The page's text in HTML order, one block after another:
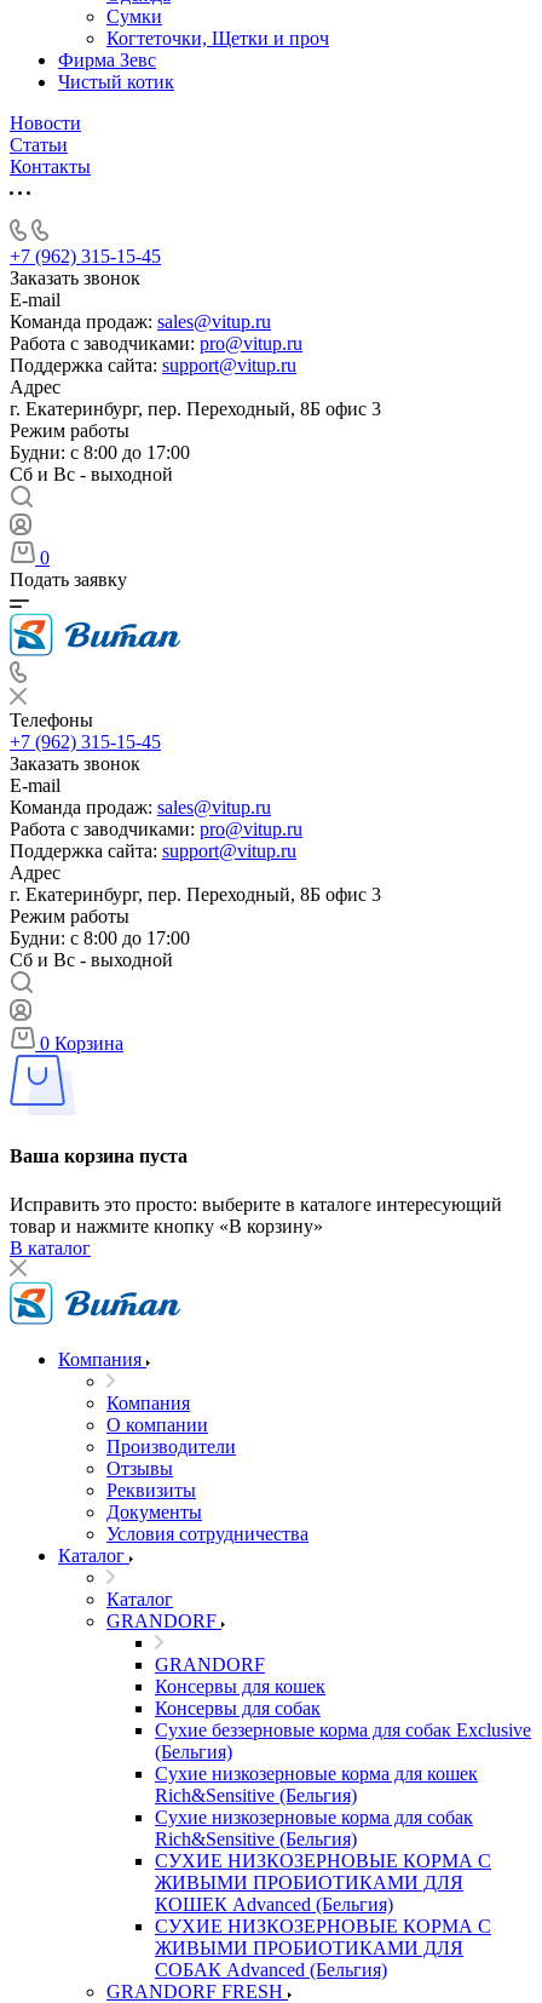
Сумки
Когтеточки, Щетки и проч
Фирма Зевс
Чистый котик
Новости
Статьи
Контакты
+7 (962) 315-15-45
Заказать звонок
E-mail
Команда продаж: sales@vitup.ru
Работа с заводчиками: pro@vitup.ru
Поддержка сайта: support@vitup.ru
Адрес
г. Екатеринбург, пер. Переходный, 8Б офис 3
Режим работы
Будни: с 8:00 до 17:00
Сб и Вс - выходной
0
Подать заявку
Телефоны
+7 (962) 315-15-45
Заказать звонок
E-mail
Команда продаж: sales@vitup.ru
Работа с заводчиками: pro@vitup.ru
Поддержка сайта: support@vitup.ru
Адрес
г. Екатеринбург, пер. Переходный, 8Б офис 3
Режим работы
Будни: с 8:00 до 17:00
Сб и Вс - выходной
0 Корзина
Ваша корзина пуста
Исправить это просто: выберите в каталоге интересующий
товар и нажмите кнопку «В корзину»
В каталог
Компания
Компания
О компании
Производители
Отзывы
Реквизиты
Документы
Условия сотрудничества
Каталог
Каталог
GRANDORF
GRANDORF
Консервы для кошек
Консервы для собак
Сухие беззерновые корма для собак Exclusive
(Бельгия)
Сухие низкозерновые корма для кошек
Rich&Sensitive (Бельгия)
Сухие низкозерновые корма для собак
Rich&Sensitive (Бельгия)
СУХИЕ НИЗКОЗЕРНОВЫЕ КОРМА С
ЖИВЫМИ ПРОБИОТИКАМИ ДЛЯ
КОШЕК Advanced (Бельгия)
СУХИЕ НИЗКОЗЕРНОВЫЕ КОРМА С
ЖИВЫМИ ПРОБИОТИКАМИ ДЛЯ
СОБАК Advanced (Бельгия)
GRANDORF FRESH